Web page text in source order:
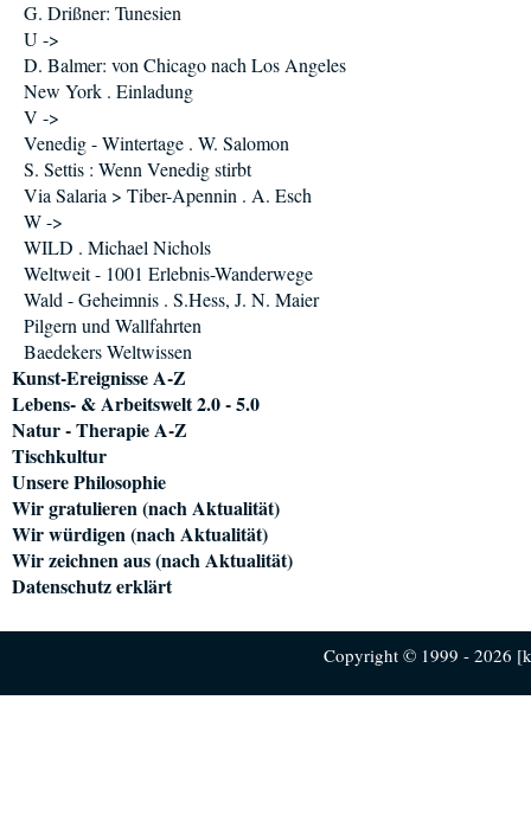
G. Drißner: Tunesien
U ->
D. Balmer: von Chicago nach Los Angeles
New York . Einladung
V ->
Venedig - Wintertage . W. Salomon
S. Settis : Wenn Venedig stirbt
Via Salaria > Tiber-Apennin . A. Esch
W ->
WILD . Michael Nichols
Weltweit - 1001 Erlebnis-Wanderwege
Wald - Geheimnis . S.Hess, J. N. Maier
Pilgern und Wallfahrten
Baedekers Weltwissen
Kunst-Ereignisse A-Z
Lebens- & Arbeitswelt 2.0 - 5.0
Natur - Therapie A-Z
Tischkultur
Unsere Philosophie
Wir gratulieren (nach Aktualität)
Wir würdigen (nach Aktualität)
Wir zeichnen aus (nach Aktualität)
Datenschutz erklärt
Copyright © 1999 - 2026